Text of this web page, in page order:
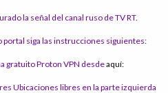
la señal del canal ruso de TV RT.
siga las instrucciones siguientes:
gratuito Proton VPN desdeaquí:
Ubicaciones libres en la parte izquierda